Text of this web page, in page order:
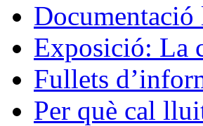
Exposició: La
Fullets
Per què cal